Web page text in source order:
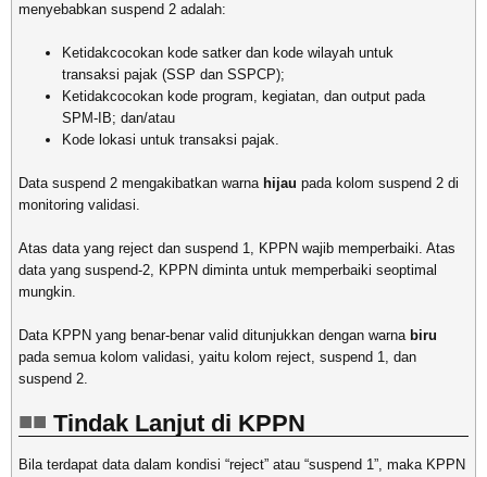
menyebabkan suspend 2 adalah:
Ketidakcocokan kode satker dan kode wilayah untuk
transaksi pajak (SSP dan SSPCP);
Ketidakcocokan kode program, kegiatan, dan output pada
SPM-IB; dan/atau
Kode lokasi untuk transaksi pajak.
Data suspend 2 mengakibatkan warna hijau pada kolom suspend 2 di
monitoring validasi.
Atas data yang reject dan suspend 1, KPPN wajib memperbaiki. Atas
data yang suspend-2, KPPN diminta untuk memperbaiki seoptimal
mungkin.
Data KPPN yang benar-benar valid ditunjukkan dengan warna biru
pada semua kolom validasi, yaitu kolom reject, suspend 1, dan
suspend 2.
Tindak Lanjut di KPPN
Bila terdapat data dalam kondisi “reject” atau “suspend 1”, maka KPPN